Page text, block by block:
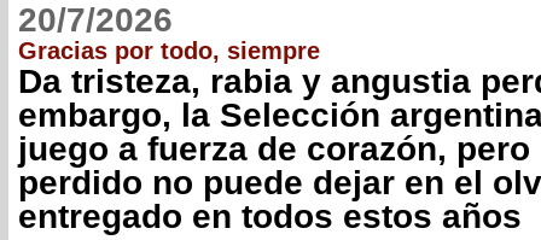
20/7/2026
Gracias por todo, siempre
Da tristeza, rabia y angustia
embargo, la Selección
juego a fuerza de corazón,
perdido no puede dejar en el
entregado en todos estos años